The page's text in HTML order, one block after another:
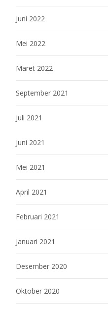
Juni 2022
Mei 2022
Maret 2022
September 2021
Juli 2021
Juni 2021
Mei 2021
April 2021
Februari 2021
Januari 2021
Desember 2020
Oktober 2020